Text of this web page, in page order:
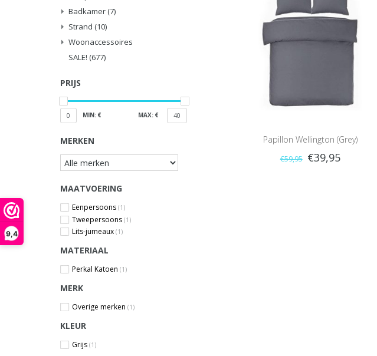
9,4
Badkamer (7)
Strand (10)
Woonaccessoires
SALE! (677)
PRIJS
0 MIN: € MAX: € 40
MERKEN
MAATVOERING
Eenpersoons (1)
Tweepersoons (1)
Lits-jumeaux (1)
MATERIAAL
Perkal Katoen (1)
MERK
Overige merken (1)
KLEUR
Grijs (1)
Papillon Wellington (Grey)
€59,95 €39,95